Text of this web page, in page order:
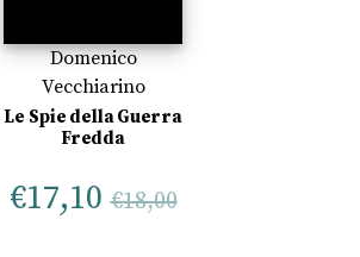
Domenico
Vecchiarino
Le Spie della Guerra
Fredda
€17,10 €18,00